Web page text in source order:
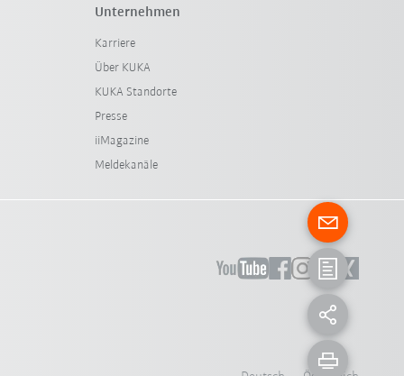
Unternehmen
Karriere
Über KUKA
KUKA Standorte
Presse
iiMagazine
Meldekanäle